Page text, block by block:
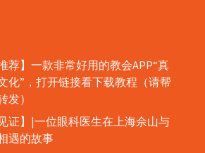
推荐】一款非常好用的教会APP“真
化”，打开链接看下载教程（请帮
发）
见证】|一位眼科医生在上海佘山与
遇的故事